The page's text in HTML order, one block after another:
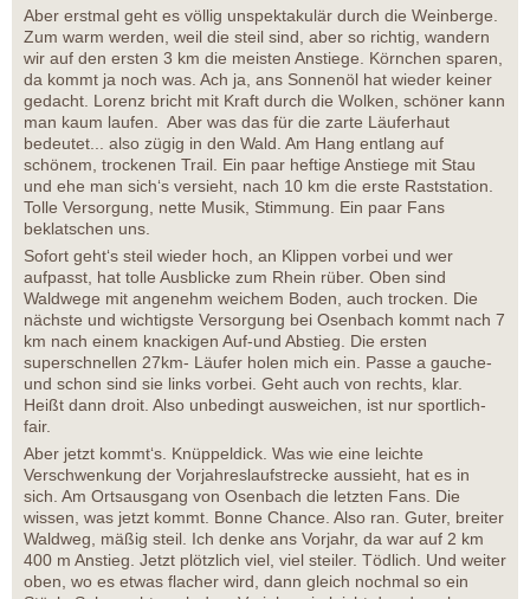
Aber erstmal geht es völlig unspektakulär durch die Weinberge.
Zum warm werden, weil die steil sind, aber so richtig, wandern
wir auf den ersten 3 km die meisten Anstiege. Körnchen sparen,
da kommt ja noch was. Ach ja, ans Sonnenöl hat wieder keiner
gedacht. Lorenz bricht mit Kraft durch die Wolken, schöner kann
man kaum laufen. Aber was das für die zarte Läuferhaut
bedeutet... also zügig in den Wald. Am Hang entlang auf
schönem, trockenen Trail. Ein paar heftige Anstiege mit Stau
und ehe man sich‘s versieht, nach 10 km die erste Raststation.
Tolle Versorgung, nette Musik, Stimmung. Ein paar Fans
beklatschen uns.
Sofort geht‘s steil wieder hoch, an Klippen vorbei und wer
aufpasst, hat tolle Ausblicke zum Rhein rüber. Oben sind
Waldwege mit angenehm weichem Boden, auch trocken. Die
nächste und wichtigste Versorgung bei Osenbach kommt nach 7
km nach einem knackigen Auf-und Abstieg. Die ersten
superschnellen 27km- Läufer holen mich ein. Passe a gauche-
und schon sind sie links vorbei. Geht auch von rechts, klar.
Heißt dann droit. Also unbedingt ausweichen, ist nur sportlich-
fair.
Aber jetzt kommt‘s. Knüppeldick. Was wie eine leichte
Verschwenkung der Vorjahreslaufstrecke aussieht, hat es in
sich. Am Ortsausgang von Osenbach die letzten Fans. Die
wissen, was jetzt kommt. Bonne Chance. Also ran. Guter, breiter
Waldweg, mäßig steil. Ich denke ans Vorjahr, da war auf 2 km
400 m Anstieg. Jetzt plötzlich viel, viel steiler. Tödlich. Und weiter
oben, wo es etwas flacher wird, dann gleich nochmal so ein